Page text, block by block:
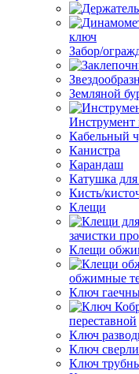
ключ
Забор/
Земляной
Инструмент
Кабельный
Канистра
Карандаш
Катушка
Кисть/
Клещи
зачистки
Клещи
обжимные
Ключ
переставной
Ключ
Ключ
Ключ